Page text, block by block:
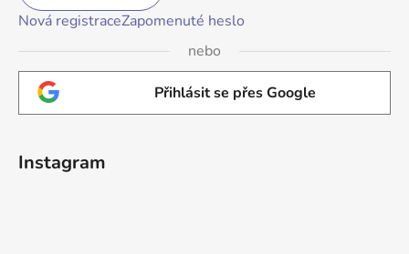
Nová registraceZapomenuté heslo
nebo
Přihlásit se přes Google
Instagram